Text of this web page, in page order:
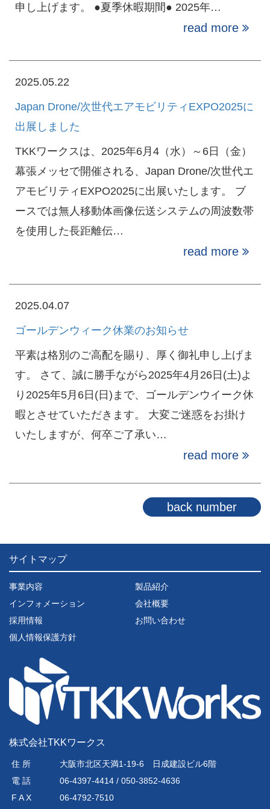
申し上げます。 ●夏季休暇期間● 2025年…
read more
2025.05.22
Japan Drone/次世代エアモビリティEXPO2025に
出展しました
TKKワークスは、2025年6月4（水）～6日（金）
幕張メッセで開催される、Japan Drone/次世代エ
アモビリティEXPO2025に出展いたします。 ブ
ースでは無人移動体画像伝送システムの周波数帯
を使用した長距離伝…
read more
2025.04.07
ゴールデンウィーク休業のお知らせ
平素は格別のご高配を賜り、厚く御礼申し上げま
す。 さて、誠に勝手ながら2025年4月26日(土)よ
り2025年5月6日(日)まで、ゴールデンウイーク休
暇とさせていただきます。 大変ご迷惑をお掛け
いたしますが、何卒ご了承い…
read more
back number
サイトマップ
事業内容
製品紹介
インフォメーション
会社概要
採用情報
お問い合わせ
個人情報保護方針
株式会社TKKワークス
住 所
大阪市北区天満1-19-6 日成建設ビル6階
電 話
06-4397-4414 / 050-3852-4636
F A X
06-4792-7510